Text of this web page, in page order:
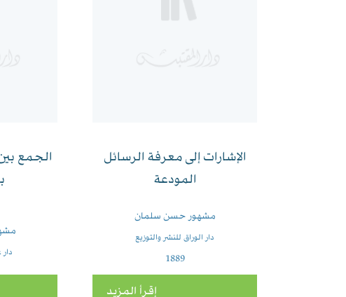
الإشارات إلى معرفة الرسائل
المودعة
مشهور حسن سلمان
دار الوراق للنشر والتوزيع
1889
إقرأ المزيد
الجمع